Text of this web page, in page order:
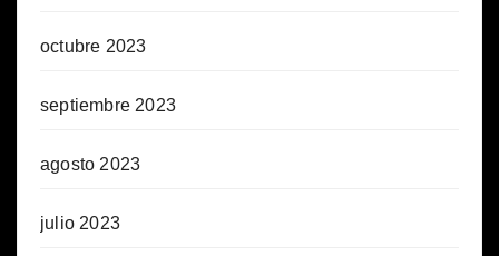
octubre 2023
septiembre 2023
agosto 2023
julio 2023